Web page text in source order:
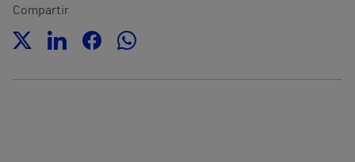
Compartir